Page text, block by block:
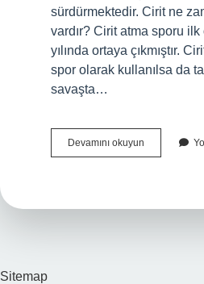
sürdürmektedir. Cirit ne
vardır? Cirit atma sporu
yılında ortaya çıkmıştır.
spor olarak kullanılsa da
savaşta…
Devamını okuyun
Kim
Sitemap